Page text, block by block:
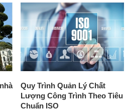
Quy Trình Quản Lý Chất
Lượng Công Trình Theo Tiêu
Chuẩn ISO